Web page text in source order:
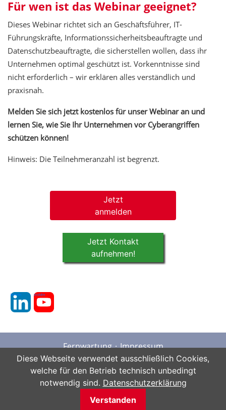
Für wen ist das Webinar geeignet?
Dieses Webinar richtet sich an Geschäftsführer, IT-
Führungskräfte, Informationssicherheitsbeauftragte und
Datenschutzbeauftragte, die sicherstellen wollen, dass ihr
Unternehmen optimal geschützt ist. Vorkenntnisse sind
nicht erforderlich – wir erklären alles verständlich und
praxisnah.
Melden Sie sich jetzt kostenlos für unser Webinar an und
lernen Sie, wie Sie Ihr Unternehmen vor Cyberangriffen
schützen können!
Hinweis: Die Teilnehmeranzahl ist begrenzt.
Jetzt
anmelden
Jetzt Kontakt
aufnehmen!
linkedin youtube
Fernwartung
Impressum
Datenschutz
AGB Sitemap
Copyright © 2026 ETES GmbH - Stuttgart
Diese Webseite verwendet ausschließlich Cookies,
welche für den Betrieb technisch unbedingt
notwendig sind. Datenschutzerklärung
Verstanden